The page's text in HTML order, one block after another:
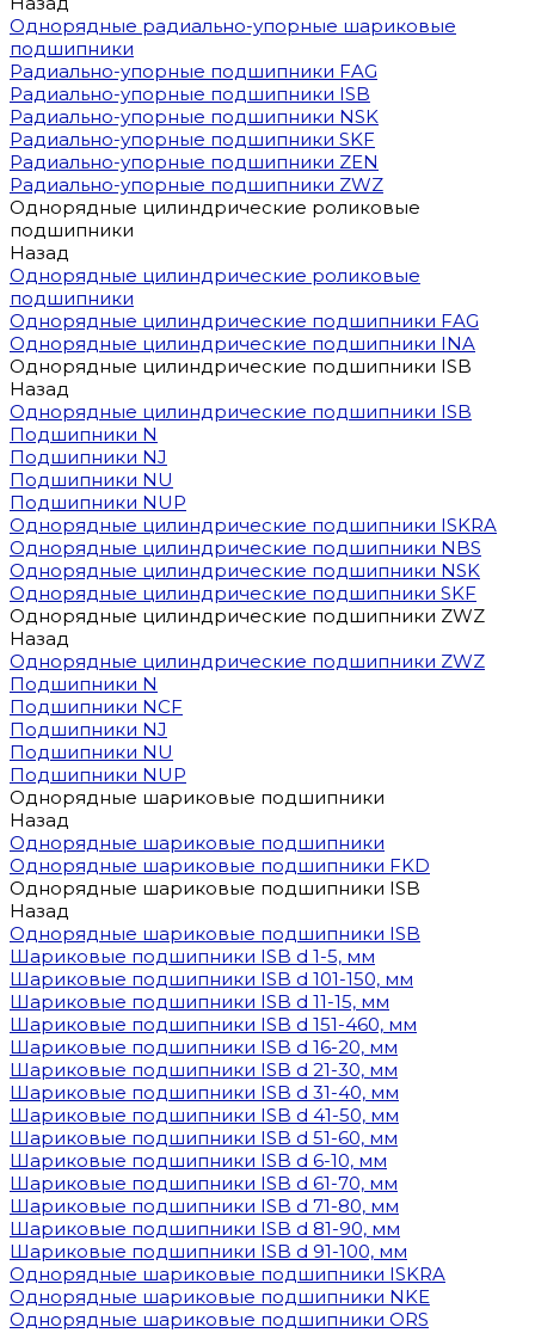
Однорядные радиально-упорные шариковые
подшипники
Радиально-упорные подшипники FAG
Радиально-упорные подшипники ISB
Радиально-упорные подшипники NSK
Радиально-упорные подшипники SKF
Радиально-упорные подшипники ZEN
Радиально-упорные подшипники ZWZ
Однорядные цилиндрические роликовые
подшипники
Назад
Однорядные цилиндрические роликовые
подшипники
Однорядные цилиндрические подшипники FAG
Однорядные цилиндрические подшипники INA
Однорядные цилиндрические подшипники ISB
Назад
Однорядные цилиндрические подшипники ISB
Подшипники N
Подшипники NJ
Подшипники NU
Подшипники NUP
Однорядные цилиндрические подшипники ISKRA
Однорядные цилиндрические подшипники NBS
Однорядные цилиндрические подшипники NSK
Однорядные цилиндрические подшипники SKF
Однорядные цилиндрические подшипники ZWZ
Назад
Однорядные цилиндрические подшипники ZWZ
Подшипники N
Подшипники NCF
Подшипники NJ
Подшипники NU
Подшипники NUP
Однорядные шариковые подшипники
Назад
Однорядные шариковые подшипники
Однорядные шариковые подшипники FKD
Однорядные шариковые подшипники ISB
Назад
Однорядные шариковые подшипники ISB
Шариковые подшипники ISB d 1-5, мм
Шариковые подшипники ISB d 101-150, мм
Шариковые подшипники ISB d 11-15, мм
Шариковые подшипники ISB d 151-460, мм
Шариковые подшипники ISB d 16-20, мм
Шариковые подшипники ISB d 21-30, мм
Шариковые подшипники ISB d 31-40, мм
Шариковые подшипники ISB d 41-50, мм
Шариковые подшипники ISB d 51-60, мм
Шариковые подшипники ISB d 6-10, мм
Шариковые подшипники ISB d 61-70, мм
Шариковые подшипники ISB d 71-80, мм
Шариковые подшипники ISB d 81-90, мм
Шариковые подшипники ISB d 91-100, мм
Однорядные шариковые подшипники ISKRA
Однорядные шариковые подшипники NKE
Однорядные шариковые подшипники ORS